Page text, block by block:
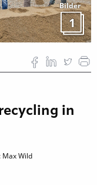
Bilder
1
in
Wild